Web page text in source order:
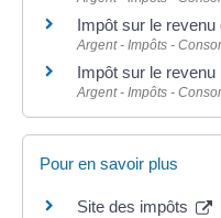
Impôt sur le
Argent - Impôts -
Impôt sur le
Argent - Impôts -
Pour en savoir plus
Site des impôts